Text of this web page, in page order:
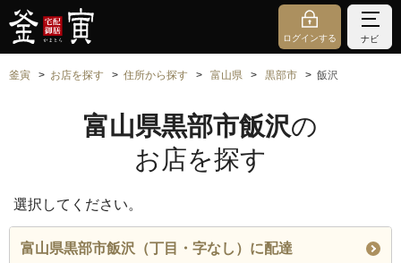
ログインする ナビ
釜寅 お店を探す 住所から探す 富山県 黒部市 飯沢
富山県黒部市飯沢の
お店を探す
選択してください。
富山県黒部市飯沢（丁目・字なし）に配達